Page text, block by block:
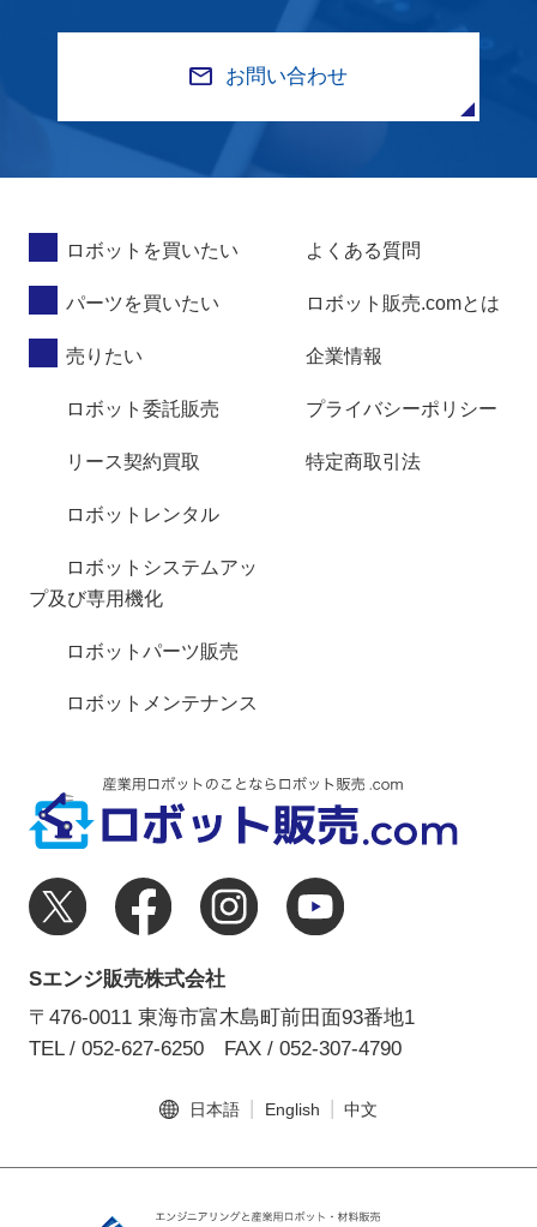
お問い合わせ
ロボットを買いたい
パーツを買いたい
売りたい
ロボット委託販売
リース契約買取
ロボットレンタル
ロボットシステムアッ
プ及び専用機化
ロボットパーツ販売
ロボットメンテナンス
よくある質問
ロボット販売.comとは
企業情報
プライバシーポリシー
特定商取引法
Sエンジ販売株式会社
〒476-0011 東海市富木島町前田面93番地1
TEL / 052-627-6250
FAX / 052-307-4790
日本語 English 中文